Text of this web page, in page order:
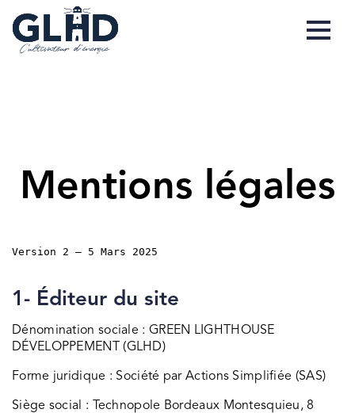
Mentions légales
Version 2 — 5 Mars 2025
1- Éditeur du site
Dénomination sociale : GREEN LIGHTHOUSE
DÉVELOPPEMENT (GLHD)
Forme juridique : Société par Actions Simplifiée (SAS)
Siège social : Technopole Bordeaux Montesquieu, 8